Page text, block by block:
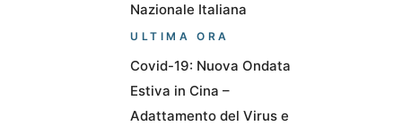
Nazionale Italiana
ULTIMA ORA
Covid-19: Nuova Ondata
Estiva in Cina –
Adattamento del Virus e